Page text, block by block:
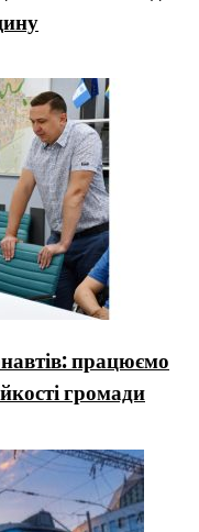
працюємо
громади